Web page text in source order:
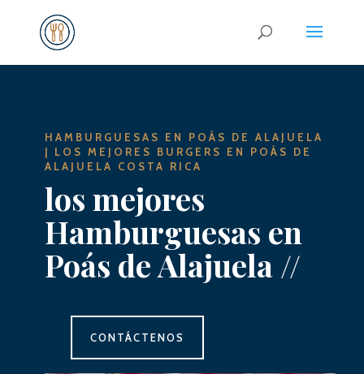
HAMBURGUESAS EN POÁS DE ALAJUELA
| LOS MEJORES BURGERS EN POÁS DE
ALAJUELA COSTA RICA
los mejores
Hamburguesas en
Poás de Alajuela //
CONTÁCTENOS